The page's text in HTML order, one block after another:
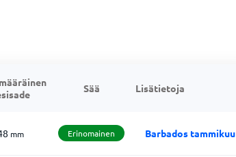
Sää Lisätietoja
mm Erinomainen Barbados tammikuu